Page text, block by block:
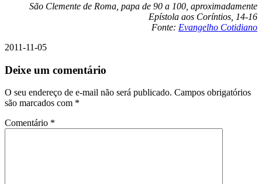
São Clemente de Roma, papa de 90 a 100, aproximadamente
Epístola aos Coríntios, 14-16
Fonte: Evangelho Cotidiano
2011-11-05
Deixe um comentário
O seu endereço de e-mail não será publicado. Campos obrigatórios
são marcados com *
Comentário *